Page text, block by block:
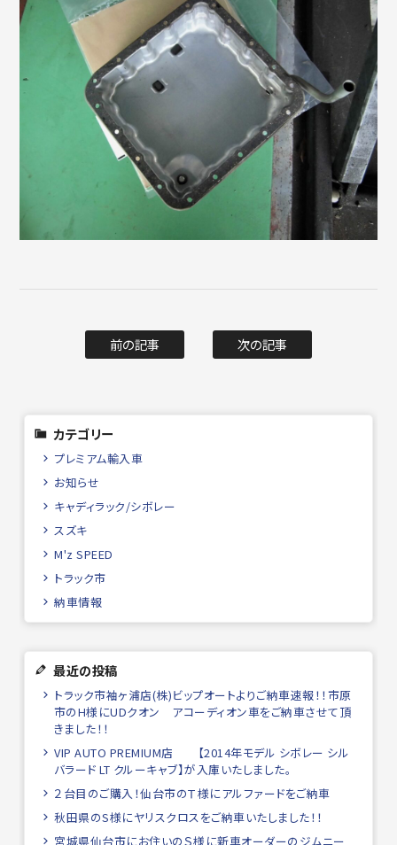
前の記事 次の記事
カテゴリー
プレミアム輸入車
お知らせ
キャディラック/シボレー
スズキ
M'z SPEED
トラック市
納車情報
最近の投稿
トラック市袖ヶ浦店(株)ビップオートよりご納車速報！！市原
市のH様にUDクオン アコーディオン車をご納車させて頂
きました！！
VIP AUTO PREMIUM店 【2014年モデル シボレー シル
バラード LT クルーキャブ】が入庫いたしました。
２台目のご購入！仙台市のＴ様にアルファードをご納車
秋田県のS様にヤリスクロスをご納車いたしました！！
宮城県仙台市にお住いのＳ様に新車オーダーのジムニー